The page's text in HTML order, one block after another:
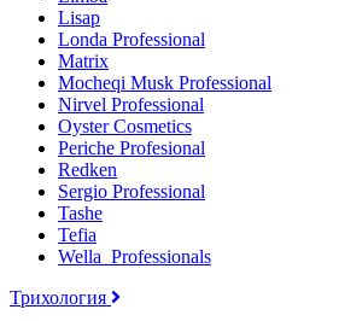
Lisap
Londa Professional
Matrix
Mocheqi Musk Professional
Nirvel Professional
Oyster Cosmetics
Periche Profesional
Redken
Sergio Professional
Tashe
Tefia
Wella_Professionals
Трихология